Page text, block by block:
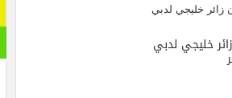
زائر خليجي لدبي